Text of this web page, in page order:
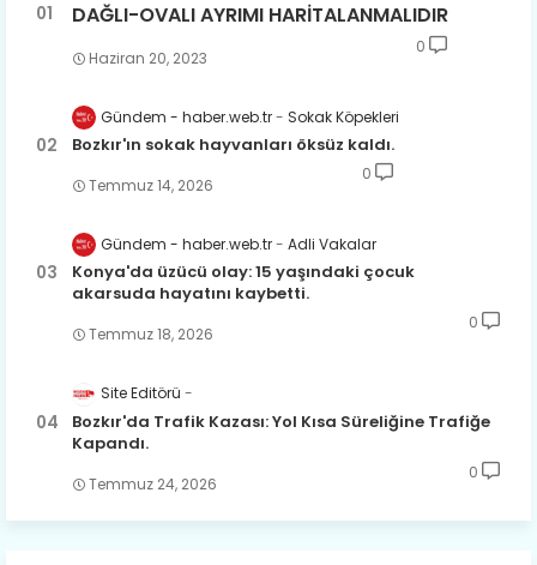
DAĞLI-OVALI AYRIMI HARİTALANMALIDIR
Haziran 20, 2023
0
Gündem - haber.web.tr Sokak Köpekleri
Bozkır'ın sokak hayvanları öksüz kaldı.
Temmuz 14, 2026
0
Gündem - haber.web.tr Adli Vakalar
Konya'da üzücü olay: 15 yaşındaki çocuk
akarsuda hayatını kaybetti.
Temmuz 18, 2026
0
Site Editörü
Bozkır'da Trafik Kazası: Yol Kısa Süreliğine Trafiğe
Kapandı.
Temmuz 24, 2026
0
Son yıllarda orda yok artık ağlayan,
Çat değişti, şimdi gülüyor Çağlayan.
Susam; olur tahin gider nerelere ?
Tanıtır Bozkır’ı acizâne Dere.
Gökdere nazlı akıyor vadi içi,
Gederet’ti adı, oldu Dereiçi.
ve yiğitler obasıdır Hamzalar.
Harmanı,elması ve Sorkunca’sı var.
Meyre değişerek olmuş Harmanpınar.
Büyük yerdir, mahalleleri Aydınlık, Tarih
eserleri şahane Hisarlık.
Belören, Koçaş, Kuzören vermiş hep